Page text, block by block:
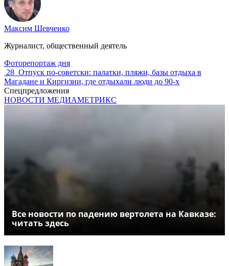
Максим Шевченко
Журналист, общественный деятель
Фоторепортаж дня
28 Отпуск по‑советски: палатки, пляжи, базы отдыха в
Магадане и Киргизии, где отдыхали люди до 90-х
Спецпредложения
НОВОСТИ МЕДИАМЕТРИКС
Все новости по падению вертолета на Кавказе:
читать здесь